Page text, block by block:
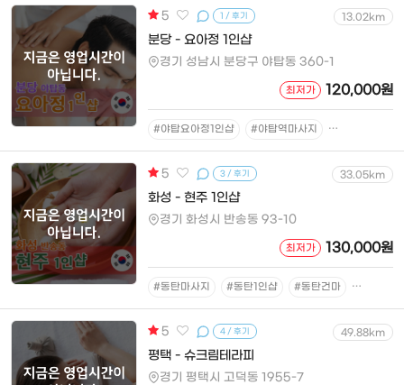
5 1 / 후기 13.02km
분당 - 요아정 1인샵
경기 성남시 분당구 야탑동 360-1
최저가 120,000원
#야탑요아정1인샵 #야탑역마사지 #야탑역스웨디
5 3 / 후기 33.05km
화성 - 현주 1인샵
경기 화성시 반송동 93-10
최저가 130,000원
#동탄마사지 #동탄1인샵 #동탄건마 #동탄아
5 4 / 후기 49.88km
평택 - 슈크림테라피
경기 평택시 고덕동 1955-7